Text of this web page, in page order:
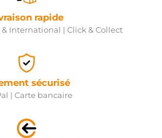
rapide
International | Click & Collect
sécurisé
| Carte bancaire